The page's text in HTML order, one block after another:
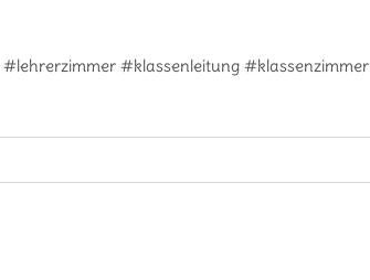
#klassenleitung #klassenzimmer